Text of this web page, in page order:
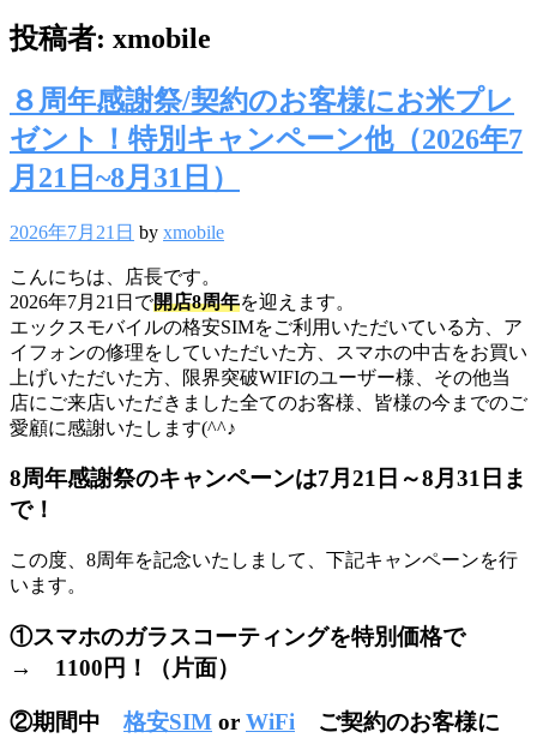
投稿者: xmobile
８周年感謝祭/契約のお客様にお米プレ
ゼント！特別キャンペーン他（2026年7
月21日~8月31日）
2026年7月21日 by xmobile
こんにちは、店長です。
2026年7月21日で開店8周年を迎えます。
エックスモバイルの格安SIMをご利用いただいている方、ア
イフォンの修理をしていただいた方、スマホの中古をお買い
上げいただいた方、限界突破WIFIのユーザー様、その他当
店にご来店いただきました全てのお客様、皆様の今までのご
愛顧に感謝いたします(^^♪
8周年感謝祭のキャンペーンは7月21日～8月31日ま
で！
この度、8周年を記念いたしまして、下記キャンペーンを行
います。
①スマホのガラスコーティングを特別価格で
→ 1100円！（片面）
②期間中 格安SIM or WiFi ご契約のお客様に